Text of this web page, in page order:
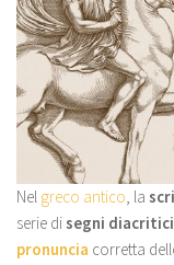
Nel greco antico , la
serie disegni diacritici
pronuncia corretta